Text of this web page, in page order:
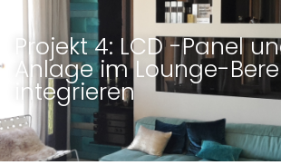
Projekt 4: LCD -Panel
Anlage im Lounge-
integrieren